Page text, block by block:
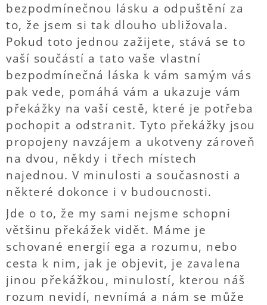
bezpodmínečnou lásku a odpuštění za
to, že jsem si tak dlouho ubližovala.
Pokud toto jednou zažijete, stává se to
vaší součástí a tato vaše vlastní
bezpodmínečná láska k vám samým vás
pak vede, pomáhá vám a ukazuje vám
překážky na vaší cestě, které je potřeba
pochopit a odstranit. Tyto překážky jsou
propojeny navzájem a ukotveny zároveň
na dvou, někdy i třech místech
najednou. V minulosti a současnosti a
některé dokonce i v budoucnosti.
Jde o to, že my sami nejsme schopni
většinu překážek vidět. Máme je
schované energií ega a rozumu, nebo
cesta k nim, jak je objevit, je zavalena
jinou překážkou, minulostí, kterou náš
rozum nevidí, nevnímá a nám se může